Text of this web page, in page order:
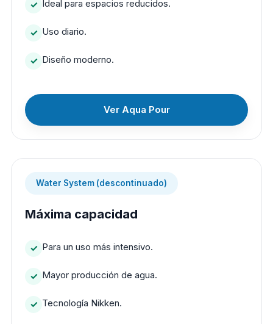
Ideal para espacios reducidos.
Uso diario.
Diseño moderno.
Ver Aqua Pour
Water System (descontinuado)
Máxima capacidad
Para un uso más intensivo.
Mayor producción de agua.
Tecnología Nikken.